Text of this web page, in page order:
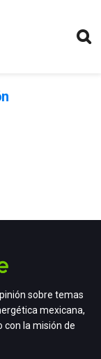
sobre temas
mexicana,
con la misión de